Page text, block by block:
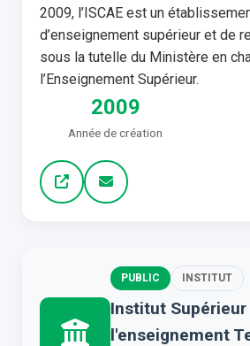
2009, l’ISCAE est un
d’enseignement supérieur et de
sous la tutelle du Ministère en
l’Enseignement Supérieur.
2009
Année de création
PUBLIC INSTITUT
Institut Supérieur
l'enseignement